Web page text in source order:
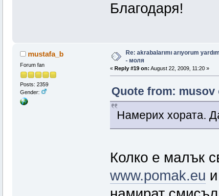
Благодаря!
mustafa_b
Forum fan
Posts: 2359
Gender:
Re: akrabalarımı arıyorum
- моля
« Reply #19 on: August 22, 2009, 11:20 »
Quote from: musov
Намерих хората.
Колко е малък
www.pomak.eu